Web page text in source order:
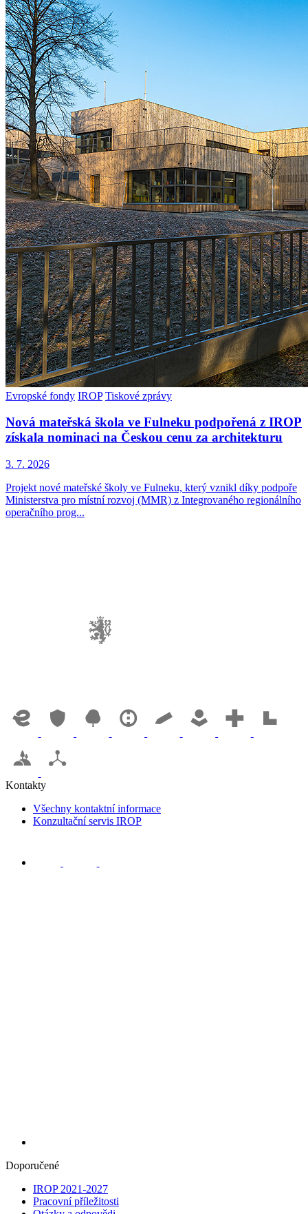
Evropské fondy IROP Tiskové zprávy
Nová mateřská škola ve Fulneku podpořená z IROP
získala nominaci na Českou cenu za architekturu
3. 7. 2026
Projekt nové mateřské školy ve Fulneku, který vznikl díky podpoře
Ministerstva pro místní rozvoj (MMR) z Integrovaného regionálního
operačního prog...
Kontakty
Všechny kontaktní informace
Konzultační servis IROP
Doporučené
IROP 2021-2027
Pracovní příležitosti